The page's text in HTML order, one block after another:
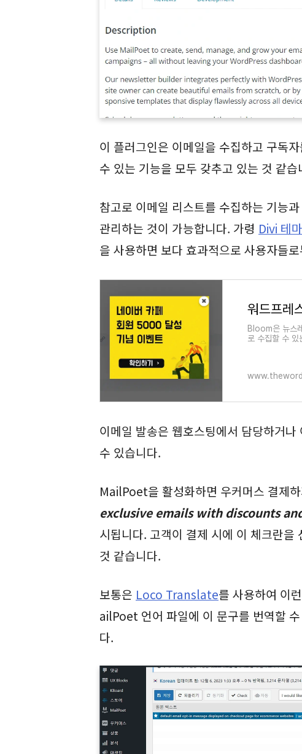
이 플러그인은 이메일을 수집하고 구독
수 있는 기능을 모두 갖추고 있는 것 같습
참고로 이메일 리스트를 수집하는 기능
관리하는 것이 가능합니다. 가령 Divi 테마
을 사용하면 보다 효과적으로 사용자들
Bloom은 뉴스
로 수집할 수
이메일 발송은 웹호스팅에서 담당하거
수 있습니다.
MailPoet을 활성화하면 우커머스 결제
exclusive emails with discounts
시됩니다. 고객이 결제 시에 이 체크란
것 같습니다.
보통은 Loco Translate를 사용하여 이
ailPoet 언어 파일에 이 문구를 번역할
다.